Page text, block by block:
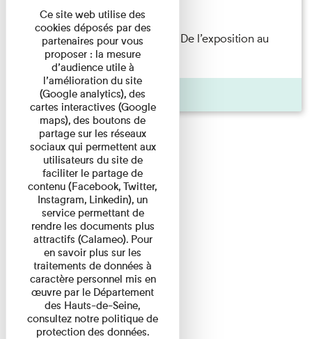
Lecture
Les Invités de l’Imprimerie n°8. De l’exposition au
livre. Modernités ...
Pages
Ce site web utilise des
cookies déposés par des
partenaires pour vous
proposer : la mesure
d’audience utile à
l’amélioration du site
(Google analytics), des
cartes interactives (Google
maps), des boutons de
partage sur les réseaux
sociaux qui permettent aux
utilisateurs du site de
faciliter le partage de
contenu (Facebook, Twitter,
Instagram, Linkedin), un
service permettant de
rendre les documents plus
attractifs (Calameo). Pour
en savoir plus sur les
traitements de données à
caractère personnel mis en
œuvre par le Département
des Hauts-de-Seine,
consultez notre politique de
protection des données.